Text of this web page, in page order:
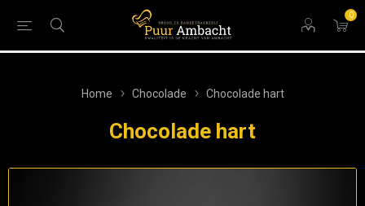
0
Home Chocolade Chocolade hart
Chocolade hart